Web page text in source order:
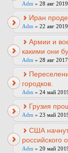
Adm » 28 авг
Иран
Adm » 22 авг
Армии и
какими они
Adm » 28 авг
городков.
Adm » 24 май
Грузия
Adm » 23 май
США начнут
российского
Adm » 20 май